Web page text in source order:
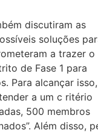
discutiram as
soluções
a trazer o
de Fase 1 para
Para alcançar
a um c ritério
500 membros
Além disso,